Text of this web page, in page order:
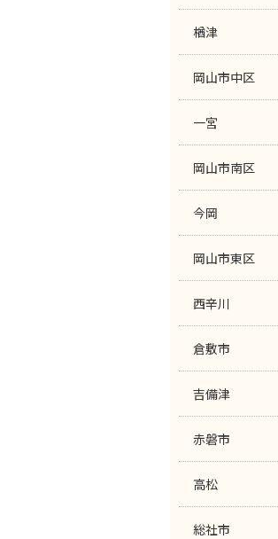
楢津
岡山市中区
一宮
岡山市南区
今岡
岡山市東区
西辛川
倉敷市
吉備津
赤磐市
高松
総社市